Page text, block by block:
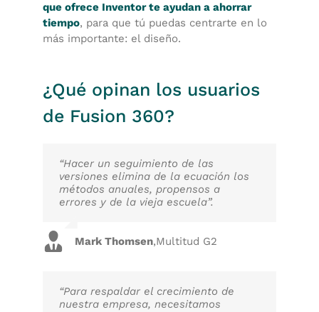
que ofrece Inventor te ayudan a ahorrar
tiempo, para que tú puedas centrarte en lo
más importante: el diseño.
¿Qué opinan los usuarios
de Fusion 360?
“Hacer un seguimiento de las
versiones elimina de la ecuación los
métodos anuales, propensos a
errores y de la vieja escuela”.
Mark Thomsen,Multitud G2
“Para respaldar el crecimiento de
nuestra empresa, necesitamos